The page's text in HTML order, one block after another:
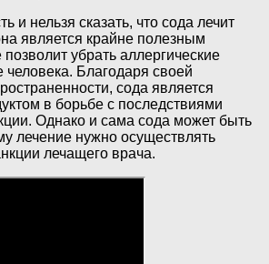
и нельзя сказать, что сода лечит
является крайне полезным
убрать аллергические
Благодаря своей
сода является
в борьбе с последствиями
Однако и сама сода может быть
лечение нужно осуществлять
лечащего врача.